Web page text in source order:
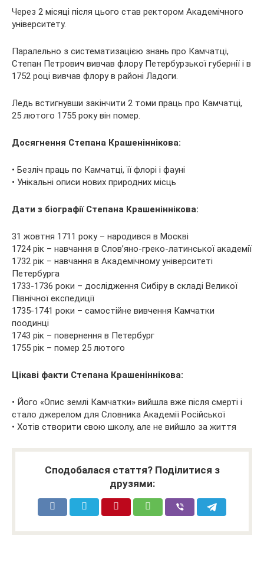
Через 2 місяці після цього став ректором Академічного
університету.
Паралельно з систематизацією знань про Камчатці,
Степан Петрович вивчав флору Петербурзької губернії і в
1752 році вивчав флору в районі Ладоги.
Ледь встигнувши закінчити 2 томи праць про Камчатці,
25 лютого 1755 року він помер.
Досягнення Степана Крашеніннікова:
• Безліч праць по Камчатці, її флорі і фауні
• Унікальні описи нових природних місць
Дати з біографії Степана Крашеніннікова:
31 жовтня 1711 року – народився в Москві
1724 рік – навчання в Слов’яно-греко-латинської академії
1732 рік – навчання в Академічному університеті
Петербурга
1733-1736 роки – дослідження Сибіру в складі Великої
Північної експедиції
1735-1741 роки – самостійне вивчення Камчатки
поодинці
1743 рік – повернення в Петербург
1755 рік – помер 25 лютого
Цікаві факти Степана Крашеніннікова:
• Його «Опис землі Камчатки» вийшла вже після смерті і
стало джерелом для Словника Академії Російської
• Хотів створити свою школу, але не вийшло за життя
Сподобалася стаття? Поділитися з
друзями: